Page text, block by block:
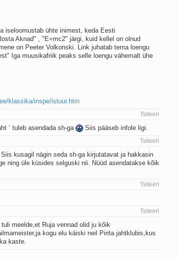
iseloomustab ühte inimest, keda Eesti
Aknad" , "E=mc2" järgi, kuid kellel on olnud
on Peeter Volkonski. Link juhatab tema loengu
Iga muusikafriik peaks selle loengu vähemalt ühe
klassika/inspe/istuur.htm
Tsiteeri
¨ tuleb asendada sh-ga Siis pääseb infole ligi.
Tsiteeri
kusagil nägin seda sh-ga kirjutatavat ja hakkasin
ning üle küsides selguski nii. Nüüd asendatakse kõik
Tsiteeri
Tsiteeri
meelde,et Ruja vennad olid ju kõik
kogu elu käiski neil Pirita jahtklubis,kus
kaste.